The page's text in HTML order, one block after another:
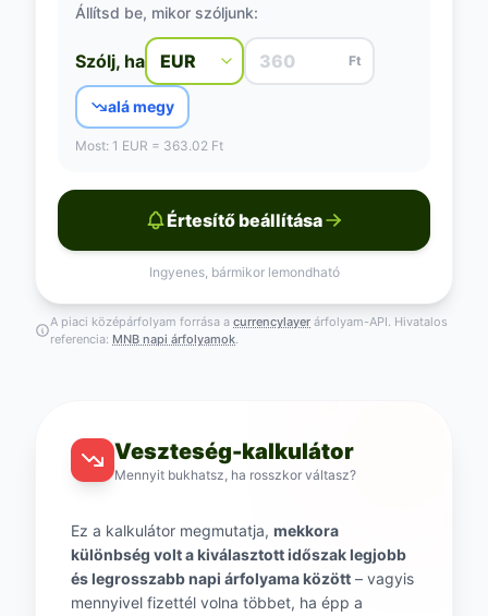
Állítsd be, mikor szóljunk:
Szólj, ha Ft
alá megy
Most: 1 EUR = 363.02 Ft
Értesítő beállítása
Ingyenes, bármikor lemondható
A piaci középárfolyam forrása a currencylayer árfolyam-API. Hivatalos
referencia: MNB napi árfolyamok.
Veszteség-kalkulátor
Mennyit bukhatsz, ha rosszkor váltasz?
Ez a kalkulátor megmutatja, mekkora
különbség volt a kiválasztott időszak legjobb
és legrosszabb napi árfolyama között – vagyis
mennyivel fizettél volna többet, ha épp a